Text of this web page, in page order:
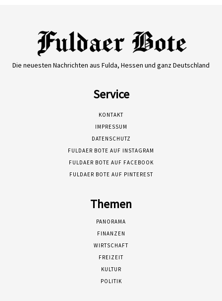
Die neuesten Nachrichten aus Fulda, Hessen und ganz Deutschland
Service
KONTAKT
IMPRESSUM
DATENSCHUTZ
FULDAER BOTE AUF INSTAGRAM
FULDAER BOTE AUF FACEBOOK
FULDAER BOTE AUF PINTEREST
Themen
PANORAMA
FINANZEN
WIRTSCHAFT
FREIZEIT
KULTUR
POLITIK